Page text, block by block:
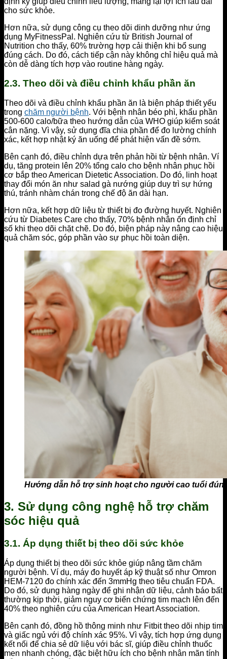
cho sức khỏe.
Hơn nữa, sử dụng công cụ theo dõi dinh dưỡng như ứng
dụng MyFitnessPal. Nghiên cứu từ British Journal of
Nutrition cho thấy, 60% trường hợp cải thiện khi bổ sung
đúng cách. Do đó, cách tiếp cận này không chỉ hiệu quả mà
còn dễ dàng tích hợp vào routine hàng ngày.
2.3. Theo dõi và điều chỉnh khẩu phần ăn
Theo dõi và điều chỉnh khẩu phần ăn là biện pháp thiết yếu
trong chăm người bệnh. Với bệnh nhân béo phì, khẩu phần
500-600 calo/bữa theo hướng dẫn của WHO giúp kiểm soát
cân nặng. Vì vậy, sử dụng đĩa chia phần để đo lường chính
xác, kết hợp nhật ký ăn uống để phát hiện vấn đề sớm.
Bên cạnh đó, điều chỉnh dựa trên phản hồi từ bệnh nhân. Ví
dụ, tăng protein lên 20% tổng calo cho bệnh nhân phục hồi
cơ bắp theo American Dietetic Association. Do đó, linh hoạt
thay đổi món ăn như salad gà nướng giúp duy trì sự hứng
thú, tránh nhàm chán trong chế độ ăn dài hạn.
Hơn nữa, kết hợp dữ liệu từ thiết bị đo đường huyết. Nghiên
cứu từ Diabetes Care cho thấy, 70% bệnh nhân ổn định chỉ
số khi theo dõi chặt chẽ. Do đó, biện pháp này nâng cao hiệu
quả chăm sóc, góp phần vào sự phục hồi toàn diện.
Hướng dẫn hỗ trợ sinh hoạt cho người cao tuổi
3. Sử dụng công nghệ hỗ trợ chăm
sóc hiệu quả
3.1. Áp dụng thiết bị theo dõi sức khỏe
Áp dụng thiết bị theo dõi sức khỏe giúp nâng tầm chăm
người bệnh. Ví dụ, máy đo huyết áp kỹ thuật số như Omron
HEM-7120 đo chính xác đến 3mmHg theo tiêu chuẩn FDA.
Do đó, sử dụng hàng ngày để ghi nhận dữ liệu, cảnh báo bất
thường kịp thời, giảm nguy cơ biến chứng tim mạch lên đến
40% theo nghiên cứu của American Heart Association.
Bên cạnh đó, đồng hồ thông minh như Fitbit theo dõi nhịp tim
và giấc ngủ với độ chính xác 95%. Vì vậy, tích hợp ứng dụng
kết nối để chia sẻ dữ liệu với bác sĩ, giúp điều chỉnh thuốc
men nhanh chóng, đặc biệt hữu ích cho bệnh nhân mãn tính